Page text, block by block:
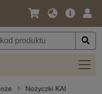
Język
Waluta
Oferta
Nożyczki KAI